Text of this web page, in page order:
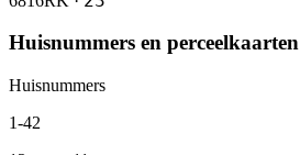
Huisnummers en perceelkaarten
Huisnummers
1-42